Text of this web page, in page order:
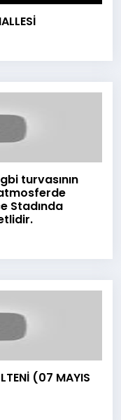
turvasının
Stadında
(07 MAYIS